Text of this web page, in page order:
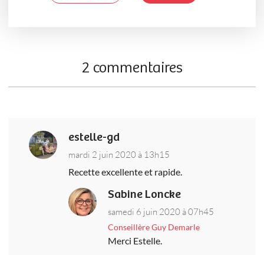
2 commentaires
estelle-gd
mardi 2 juin 2020 à 13h15
Recette excellente et rapide.
Sabine Loncke
samedi 6 juin 2020 à 07h45
Conseillère Guy Demarle
Merci Estelle.